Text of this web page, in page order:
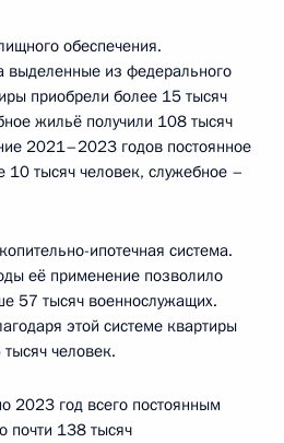
обеспечения.
выделенные из федерального
приобрели более 15 тысяч
жильё получили 108 тысяч
2021–2023 годов постоянное
10 тысяч человек, служебное –
ипотечная система.
её применение позволило
57 тысяч военнослужащих.
этой системе квартиры
человек.
2023 год всего постоянным
почти 138 тысяч